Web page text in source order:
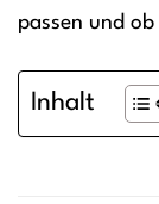
passen und
Inhalt